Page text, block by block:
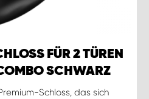
FÜR 2 TÜREN
SCHWARZ
Schloss, das sich